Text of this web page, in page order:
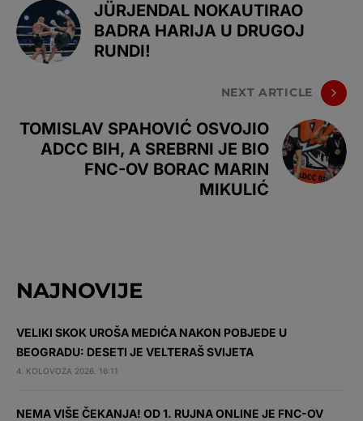
JÜRJENDAL NOKAUTIRAO
BADRA HARIJA U DRUGOJ
RUNDI!
NEXT ARTICLE
TOMISLAV SPAHOVIĆ OSVOJIO
ADCC BIH, A SREBRNI JE BIO
FNC-OV BORAC MARIN
MIKULIĆ
NAJNOVIJE
VELIKI SKOK UROŠA MEDIĆA NAKON POBJEDE U
BEOGRADU: DESETI JE VELTERAŠ SVIJETA
4. KOLOVOZA 2026. 16:11
NEMA VIŠE ČEKANJA! OD 1. RUJNA ONLINE JE FNC-OV